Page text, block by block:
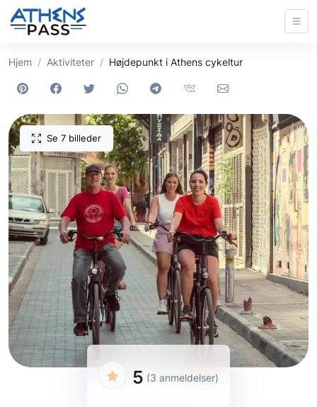
Hjem Aktiviteter Højdepunkt i Athens cykeltur
Se 7 billeder
5 (3 anmeldelser)